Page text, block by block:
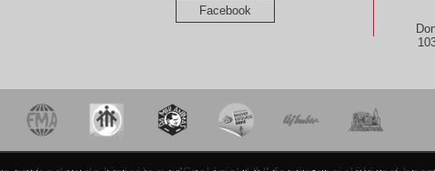
Facebook